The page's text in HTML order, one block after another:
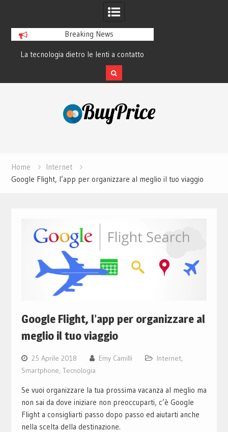
Breaking News
La tecnologia dietro le lenti a contatto
smart e il futuro visivo
Home
Internet
Google Flight, l’app per organizzare al meglio il tuo viaggio
Google Flight, l’app per organizzare al
meglio il tuo viaggio
25 Aprile 2018 Emy Camilli Internet,
Smartphone, Tecnologia
Se vuoi organizzare la tua prossima vacanza al meglio ma
non sai da dove iniziare non preoccuparti, c’è Google
Flight a consigliarti passo dopo passo ed aiutarti anche
nella scelta della destinazione.